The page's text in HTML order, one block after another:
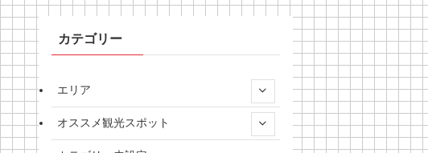
カテゴリー
エリア
オススメ観光スポット